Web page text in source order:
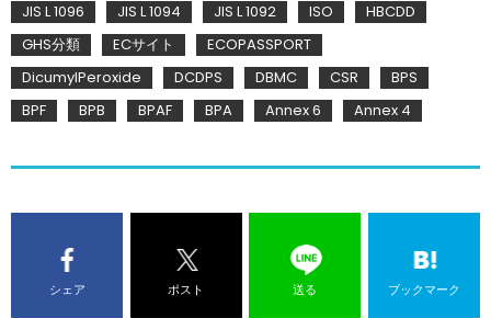
JIS L 1096
JIS L 1094 JIS L 1092 ISO
HBCDD
GHS分類
ECサイト
ECOPASSPORT
DicumylPeroxide
DCDPS DBMC CSR
BPS
BPF
BPB BPAF BPA Annex 6 Annex 4
シェア ポスト 送る ブックマーク